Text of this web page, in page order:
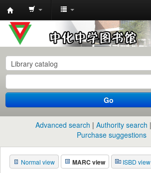
中
化
中
学
图
书
馆
目
录
Go
Advanced search Authority search
Purchase suggestions
Normal view MARC view ISBD view